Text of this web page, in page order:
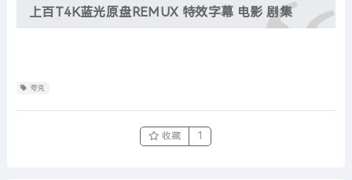
上百T4K蓝光原盘REMUX 特效字幕 电影 剧集
夸克
收藏 1